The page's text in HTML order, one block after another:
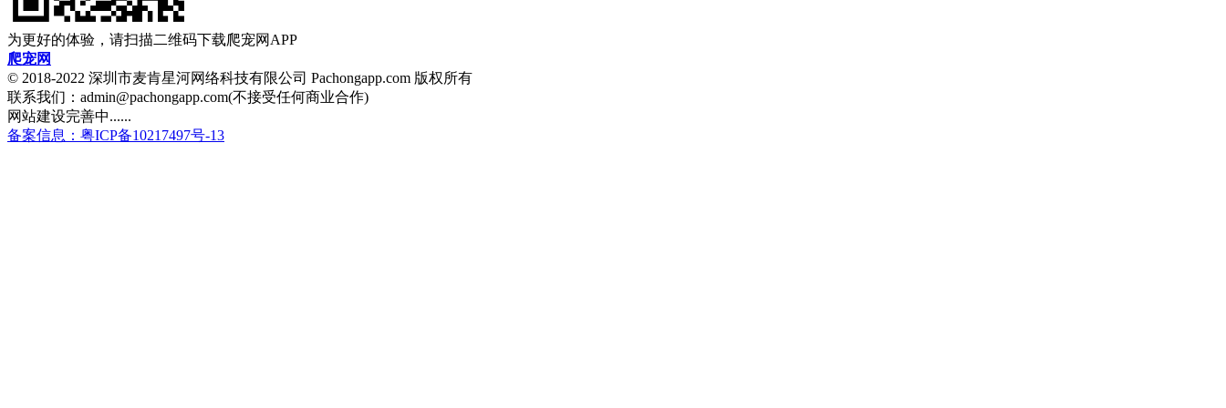
为更好的体验，请扫描二维码下载爬宠网APP
爬宠网
© 2018-2022 深圳市麦肯星河网络科技有限公司 Pachongapp.com 版权所有
联系我们：admin@pachongapp.com(不接受任何商业合作)
网站建设完善中......
备案信息：粤ICP备10217497号-13